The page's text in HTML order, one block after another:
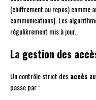
(chiffrement au repos) comme
communications). Les
régulièrement mis à jour.
La gestion des
Un contrôle strict desaccès
passe par :